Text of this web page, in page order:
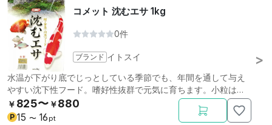
コメット 沈むエサ 1kg
0件
ブランド イトスイ
水温が下がり底でじっとしている季節でも、年間を通して与え
やすい沈下性フード。嗜好性抜群で元気に育ちます。小粒は直
径約2mm。
￥ 825〜 ￥880
P 15 〜 16 pt